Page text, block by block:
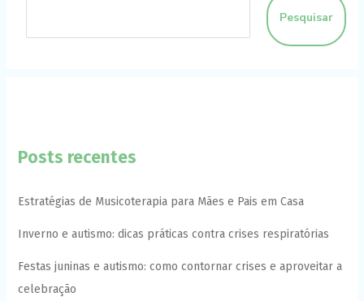
Pesquisar
Posts recentes
Estratégias de Musicoterapia para Mães e Pais em Casa
Inverno e autismo: dicas práticas contra crises respiratórias
Festas juninas e autismo: como contornar crises e aproveitar a
celebração